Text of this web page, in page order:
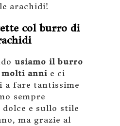
arachidi!
col burro di
usiamo il burro
molti anni e ci
a fare tantissime
sempre
e sullo stile
ma grazie al